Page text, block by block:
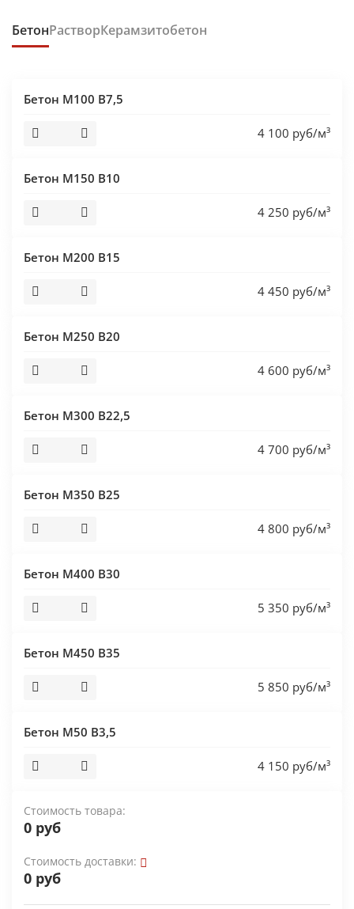
БетонРастворКерамзитобетон
Бетон М100 В7,5
4 100 руб/м³
Бетон М150 В10
4 250 руб/м³
Бетон М200 В15
4 450 руб/м³
Бетон М250 В20
4 600 руб/м³
Бетон М300 В22,5
4 700 руб/м³
Бетон М350 В25
4 800 руб/м³
Бетон М400 В30
5 350 руб/м³
Бетон М450 В35
5 850 руб/м³
Бетон М50 В3,5
4 150 руб/м³
Стоимость товара:
0 руб
Стоимость доставки:
0 руб